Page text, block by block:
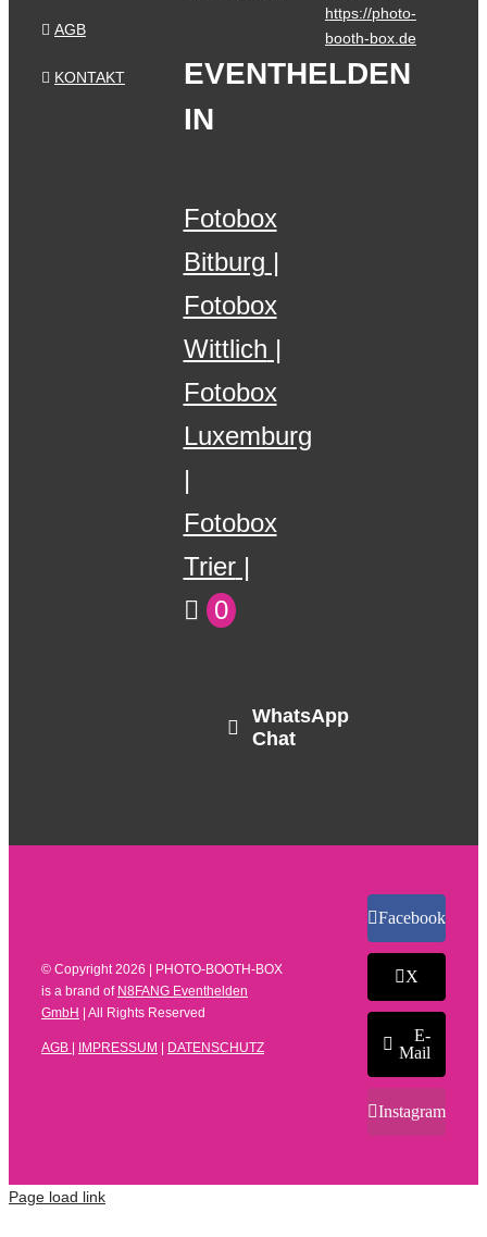
AGB
KONTAKT
https://photo-
booth-box.de
EVENTHELDEN
IN
Fotobox
Bitburg
Fotobox
Wittlich
Fotobox
Luxemburg
Fotobox
Trier
0
WhatsApp
Chat
© Copyright2026 | PHOTO-BOOTH-BOX
is a brand of N8FANG Eventhelden
GmbH
| All Rights Reserved
AGB IMPRESSUM DATENSCHUTZ
Facebook
X
E-
Mail
Instagram
Page load link